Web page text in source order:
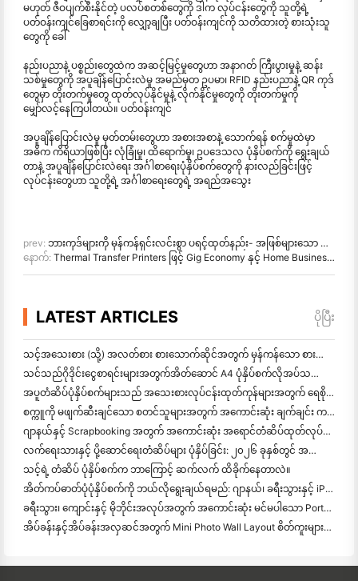
မဟုတ် ဇီဝပျက်စီးနိုင်တဲ့ ပလပ်စတစ်တွေကို ဒါက လုပ်ငန်းတွေကို သူတို့ရဲ့
ပတ်ဝန်းကျင်ခြေစာရင်းကို လျှော့ချပြီး ပတ်ဝန်းကျင်ကို သတိထားတဲ့ စားသုံးသူ
တွေကို ခေါ်
နည်းပညာနဲ့ ပစ္စည်းတွေထဲက အဆင့်မြင့်မှုတွေဟာ အနာဂတ် ကြီးပွားမှုနဲ့ ဆန်း
သစ်မှုတွေကို အပူချိန်ပြောင်းလဲမှု အမည်မှတ ဥပမာ၊ RFID နည်းပညာနဲ့ QR ကုဒ်
တွေမှာ တိုးတက်မှုတွေ ထုတ်လုပ်နိုင်မှုနဲ့ လိုက်နိုင်မှုတွေကို တိုးတက်မှုကို
မျှော်လင့်နေကြပါတယ်။ ပတ်ဝန်းကျင်
အပူချိန်ပြောင်းလဲမှု မှတ်တမ်းတွေဟာ အစားအစာနဲ့ သောက်ရန် စက်မှုထဲမှာ
အဓိက ကိရိယာဖြစ်ပြီး လုံခြုံမှု၊ ထိရောက်မှု၊ ဥပဒေသလ ပုံနှိပ်စက်ကို ရွေးချယ်
တာနဲ့ အပူချိန်ပြောင်းလဲရေး အင်္ဂါစာရေးပုံနှိပ်စက်တွေကို နားလည်ခြင်းဖြင့်
လုပ်ငန်းတွေဟာ သူတို့ရဲ့ အင်္ဂါစာရေးတွေရဲ့ အရည်အသွေး
prev: ဘားကုဒ်များကို မှန်ကန်ရှင်းလင်းစွာ ပရင့်ထုတ်နည်း- အဖြစ်များသော ဘားကုဒ်ပုံနှိပ်ခြင်းဆိုင်ရာ ပြဿနာများကို ကျော်လွှားခြင်း
နောက်: Thermal Transfer Printers ဖြင့် Gig Economy နှင့် Home Business အောင်မြင်မှုကို မြှင့်တင်ခြင်း။
LATEST ARTICLES ပိုပြီး
သင့်အသေးစား (သို့) အလတ်စား စားသောက်ဆိုင်အတွက် မှန်ကန်သော စားသောက်ဆိုင် ဆော့ဝဲလ်ကို ဘယ်လိုရွေ
သင်သည်ဂိုဒိုင်းငွေစာရင်းများအတွက်အိတ်ဆောင် A4 ပုံနှိပ်စက်လိုအပ်သလား? တကယ်တော့ အလုပ်လုပ်တာက ဘာလဲ။
အပူတံဆိပ်ပုံနှိပ်စက်များသည် အသေးစားလုပ်ငန်းထုတ်ကုန်များအတွက် ရေစိုခံတံဆိပ်များကို ထုတ်လုပ
စက္ကူကို မဖျက်ဆီးချင်သော စတင်သူများအတွက် အကောင်းဆုံး ချက်ချင်း ကင်မရာ
ဂျာနယ်နှင့် Scrapbooking အတွက် အကောင်းဆုံး အရောင်တံဆိပ်ထုတ်လုပ်သူ: စာမျက်နှာတိုင်းတွင် အရောင်ပိုထ
လက်ရေးသားနှင့် ပို့ဆောင်ရေးတံဆိပ်များ ပုံနှိပ်ခြင်း: ၂၀၂၆ ခုနှစ်တွင် အသေးစားလုပ်ငန်းများအတွက် အကြံပေးချက်များ
သင့်ရဲ့ တံဆိပ် ပုံနှိပ်စက်က ဘာကြောင့် ဆက်လက် ထိခိုက်နေတာလဲ။
အိတ်ကပ်ဓာတ်ပုံပုံနှိပ်စက်ကို ဘယ်လိုရွေးချယ်ရမည်: ဂျာနယ်၊ ခရီးသွားနှင့် iPhone အသုံးပြုသူများအတွက် အပြည့်အဝ
ခရီးသွား၊ ကျောင်းနှင့် မိုဘိုင်းအလုပ်အတွက် အကောင်းဆုံး မင်မပါသော Portable Printer: Hanin MT620 Pro Review
အိပ်ခန်းနှင့်အိပ်ခန်းအလှဆင်အတွက် Mini Photo Wall Layout စိတ်ကူးများနှင့်အကြံပေးချက်များ